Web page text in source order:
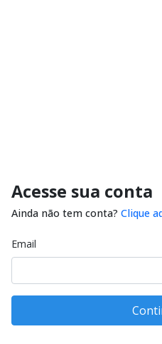
Acesse sua conta
Ainda não tem conta? Clique
Email